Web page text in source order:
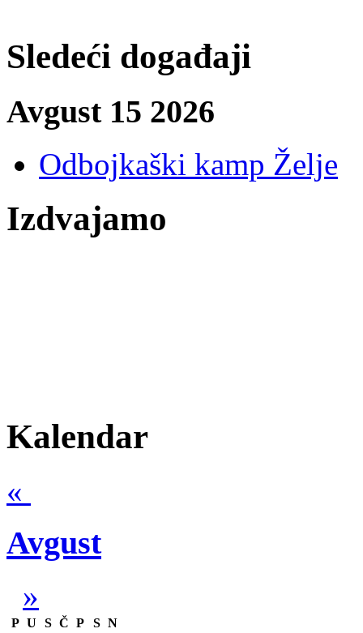
Sledeći događaji
Avgust 15 2026
Odbojkaški kamp Želje
Izdvajamo
Kalendar
«
Avgust
»
P U S Č P S N